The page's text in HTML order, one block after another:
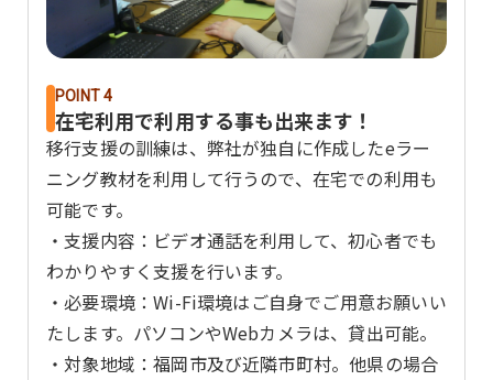
POINT 4
在宅利用で利用する事も出来ます！
移行支援の訓練は、弊社が独自に作成したeラー
ニング教材を利用して行うので、在宅での利用も
可能です。
・支援内容：ビデオ通話を利用して、初心者でも
わかりやすく支援を行います。
・必要環境：Wi-Fi環境はご自身でご用意お願いい
たします。パソコンやWebカメラは、貸出可能。
・対象地域：福岡市及び近隣市町村。他県の場合